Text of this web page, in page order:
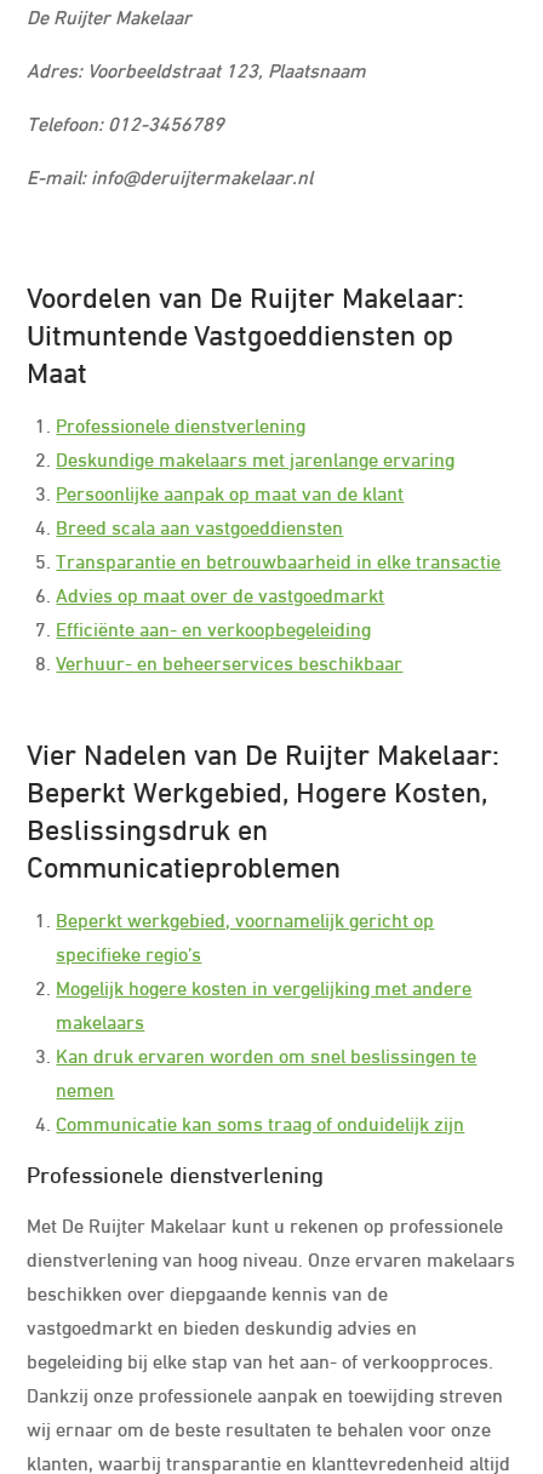
De Ruijter Makelaar
Adres: Voorbeeldstraat 123, Plaatsnaam
Telefoon: 012-3456789
E-mail:info@deruijtermakelaar.nl
Voordelen van De Ruijter Makelaar:
Uitmuntende Vastgoeddiensten op
Maat
Professionele dienstverlening
Deskundige makelaars met jarenlange ervaring
Persoonlijke aanpak op maat van de klant
Breed scala aan vastgoeddiensten
Transparantie en betrouwbaarheid in elke transactie
Advies op maat over de vastgoedmarkt
Efficiënte aan- en verkoopbegeleiding
Verhuur- en beheerservices beschikbaar
Vier Nadelen van De Ruijter Makelaar:
Beperkt Werkgebied, Hogere Kosten,
Beslissingsdruk en
Communicatieproblemen
Beperkt werkgebied, voornamelijk gericht op
specifieke regio’s
Mogelijk hogere kosten in vergelijking met andere
makelaars
Kan druk ervaren worden om snel beslissingen te
nemen
Communicatie kan soms traag of onduidelijk zijn
Professionele dienstverlening
Met De Ruijter Makelaar kunt u rekenen op professionele
dienstverlening van hoog niveau. Onze ervaren makelaars
beschikken over diepgaande kennis van de
vastgoedmarkt en bieden deskundig advies en
begeleiding bij elke stap van het aan- of verkoopproces.
Dankzij onze professionele aanpak en toewijding streven
wij ernaar om de beste resultaten te behalen voor onze
klanten, waarbij transparantie en klanttevredenheid altijd